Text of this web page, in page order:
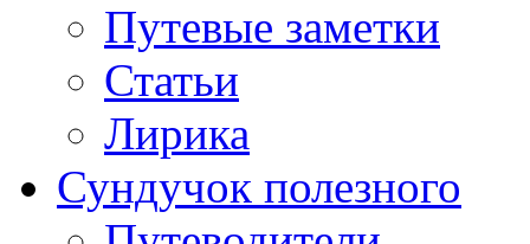
Путевые заметки
Статьи
Лирика
Сундучок полезного